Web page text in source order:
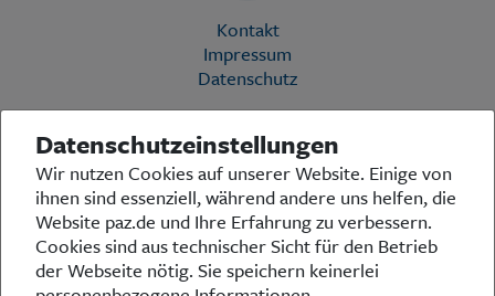
Kontakt
Impressum
Datenschutz
Die Preußische Allgemeine Zeitung (PAZ) ist eine einzigartige Stimme
in der deutschen Medienlandschaft. Woche für Woche berichtet sie
über das aktuelle Zeitgeschehen in Politik, Kultur und Wirtschaft und
bezieht zu den grundlegenden Entwicklungen unserer Gesellschaft
Stellung. In ihrer Arbeit fühlt sich die Redaktion dem traditionellen
preußischen Wertekanon verpflichtet: Das alte Preußen stand und
steht für religiöse und weltanschauliche Toleranz, für Heimatliebe
Datenschutzeinstellungen
Wir nutzen Cookies auf unserer Website. Einige von
ihnen sind essenziell, während andere uns helfen, die
Website paz.de und Ihre Erfahrung zu verbessern.
Cookies sind aus technischer Sicht für den Betrieb
der Webseite nötig. Sie speichern keinerlei